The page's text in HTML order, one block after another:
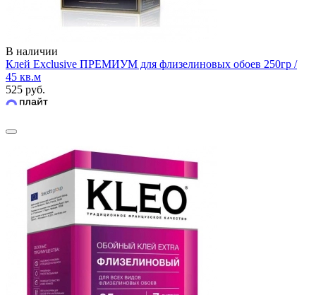
В наличии
Клей Exclusive ПРЕМИУМ для флизелиновых обоев 250гр /
45 кв.м
525 руб.